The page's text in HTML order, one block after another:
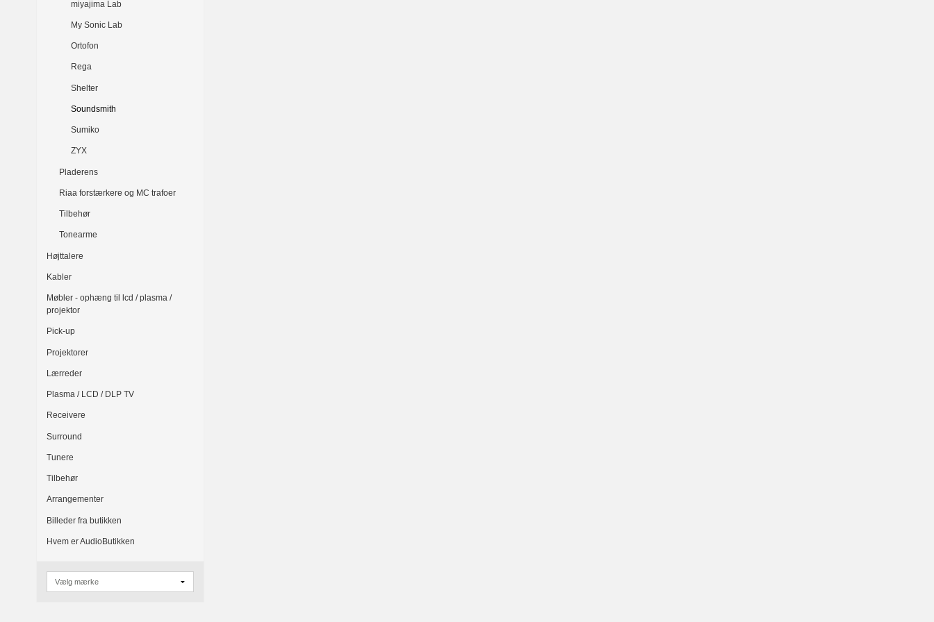
miyajima Lab
My Sonic Lab
Ortofon
Rega
Shelter
Soundsmith
Sumiko
ZYX
Pladerens
Riaa forstærkere og MC trafoer
Tilbehør
Tonearme
Højttalere
Kabler
Møbler - ophæng til lcd / plasma /
projektor
Pick-up
Projektorer
Lærreder
Plasma / LCD / DLP TV
Receivere
Surround
Tunere
Tilbehør
Arrangementer
Billeder fra butikken
Hvem er AudioButikken